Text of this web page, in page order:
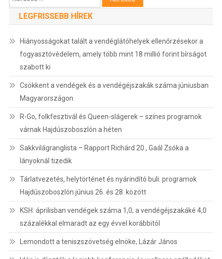
LEGFRISSEBB HÍREK
Hiányosságokat talált a vendéglátóhelyek ellenőrzésekor a
fogyasztóvédelem, amely több mint 18 millió forint bírságot
szabott ki
Csökkent a vendégek és a vendégéjszakák száma júniusban
Magyarországon
R-Go, folkfesztivál és Queen-slágerek – színes programok
várnak Hajdúszoboszlón a héten
Sakkvilágranglista – Rapport Richárd 20., Gaál Zsóka a
lányoknál tizedik
Tárlatvezetés, helytörténet és nyárindító buli: programok
Hajdúszoboszlón június 26. és 28. között
KSH: áprilisban vendégek száma 1,0, a vendégéjszakáké 4,0
százalékkal elmaradt az egy évvel korábbitól
Lemondott a teniszszövetség elnöke, Lázár János